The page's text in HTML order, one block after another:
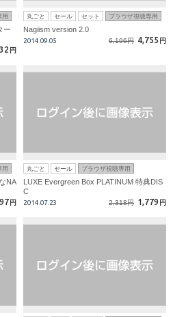
用
ー
円
丸ごと セール セット ブラウザ視聴専用
Nagiism version 2.0
2014.09.05 6,196円 4,755 円
用
NA
円
丸ごと セール ブラウザ視聴専用
LUXE Evergreen Box PLATINUM 特典DIS
C
2014.07.23 2,318円 1,779 円